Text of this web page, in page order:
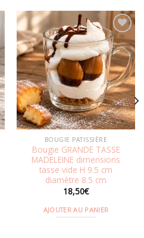
Ajouter
à la
wishlist
BOUGIE PATISSIÈRE
Bougie GRANDE TASSE
MADELEINE dimensions
tasse vide H 9.5 cm
diamètre 8.5 cm
18,50€
AJOUTER AU PANIER